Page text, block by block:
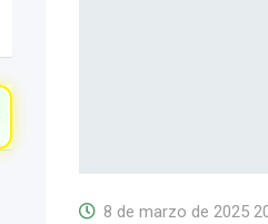
8 de marzo de 2025